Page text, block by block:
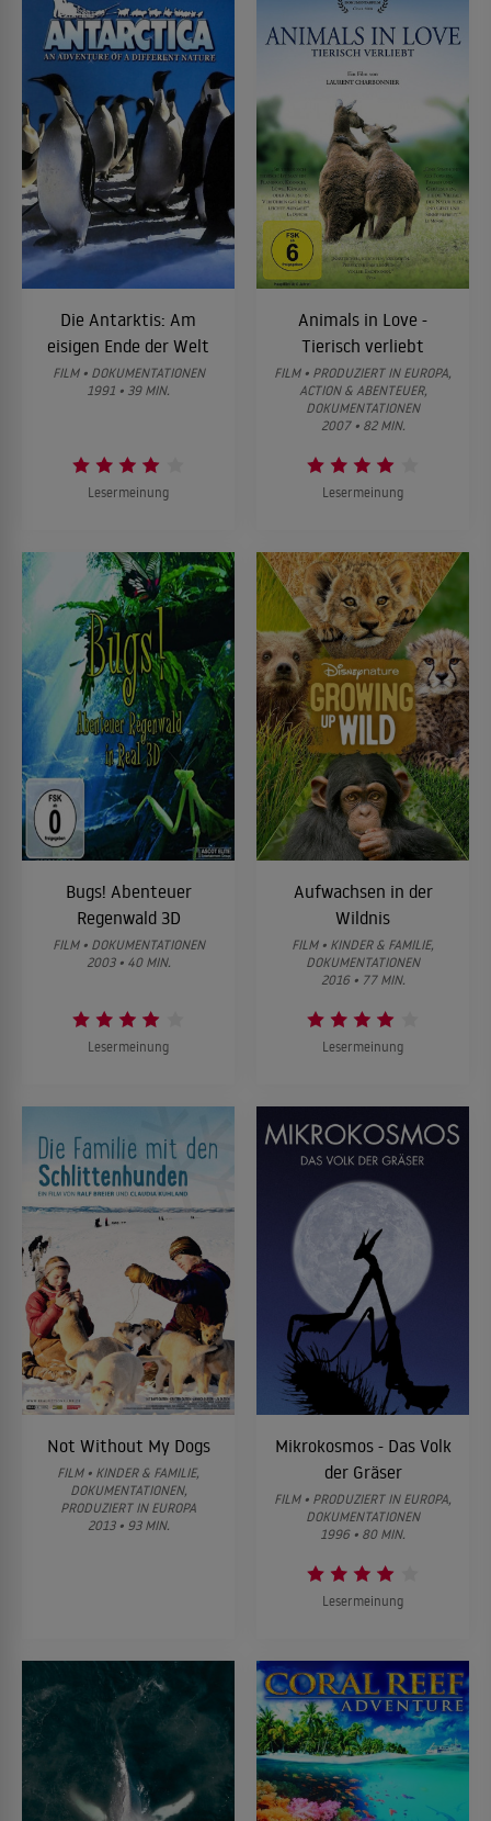
Die Antarktis: Am
eisigen Ende der Welt
FILM • DOKUMENTATIONEN
1991 • 39 MIN.
Lesermeinung
Animals in Love -
Tierisch verliebt
FILM • PRODUZIERT IN EUROPA,
ACTION & ABENTEUER,
DOKUMENTATIONEN
2007 • 82 MIN.
Lesermeinung
Bugs! Abenteuer
Regenwald 3D
FILM • DOKUMENTATIONEN
2003 • 40 MIN.
Lesermeinung
Aufwachsen in der
Wildnis
FILM • KINDER & FAMILIE,
DOKUMENTATIONEN
2016 • 77 MIN.
Lesermeinung
Not Without My Dogs
FILM • KINDER & FAMILIE,
DOKUMENTATIONEN,
PRODUZIERT IN EUROPA
2013 • 93 MIN.
Mikrokosmos - Das Volk
der Gräser
FILM • PRODUZIERT IN EUROPA,
DOKUMENTATIONEN
1996 • 80 MIN.
Lesermeinung